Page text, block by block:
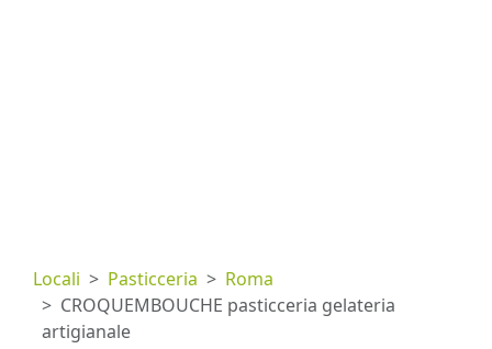
Locali Pasticceria
Roma
CROQUEMBOUCHE pasticceria gelateria
artigianale